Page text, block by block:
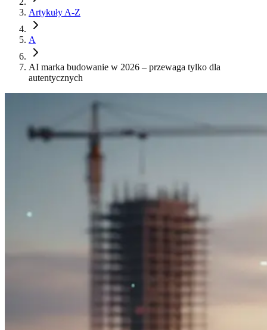
Artykuły A-Z
A
AI marka budowanie w 2026 – przewaga tylko dla
autentycznych